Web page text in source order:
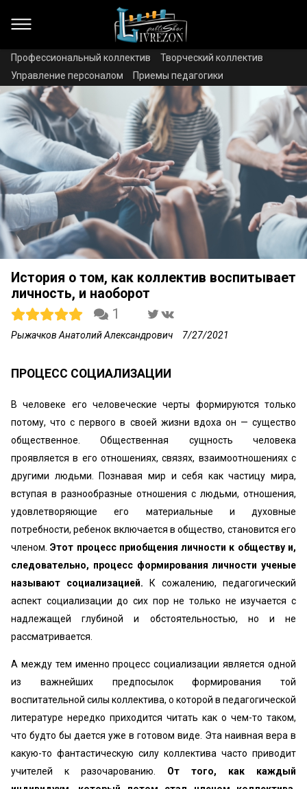
Профессиональный коллектив
Творческий коллектив
Управление персоналом
Приемы педагогики
История о том, как коллектив воспитывает
личность, и наоборот
1
Рыжачков Анатолий Александрович 7/27/2021
ПРОЦЕСС СОЦИАЛИЗАЦИИ
В человеке его человеческие черты формируются только
потому, что с первого в своей жизни вдоха он — существо
общественное. Общественная сущность человека
проявляется в его отношениях, связях, взаимоотношениях с
другими людьми. Познавая мир и себя как частицу мира,
вступая в разнообразные отношения с людьми, отношения,
удовлетворяющие его материальные и духовные
потребности, ребенок включается в общество, становится eгo
членом.Этот процесс приобщения личности к обществу и,
следовательно, процесс формирования личности ученые
называют социализацией. К сожалению, педагогический
аспект социализации до сих пор не только не изучается с
надлежащей глубиной и обстоятельностью, но и не
рассматривается.
А между тем именно процесс социализации является одной
из важнейших предпосылок формирования той
воспитательной силы коллектива, о которой в педагогической
литературе нередко приходится читать как о чем-то таком,
что будто бы дается уже в готовом виде. Эта наивная вера в
какую-то фантастическую силу коллектива часто приводит
учителей к разочарованию. От того, как каждый